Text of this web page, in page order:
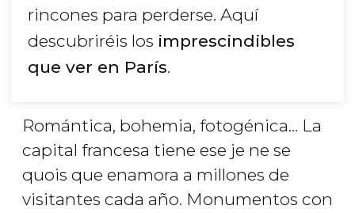
rincones para perderse. Aquí
descubriréis los imprescindibles
que ver en París.
Romántica, bohemia, fotogénica... La
capital francesa tiene ese je ne se
quois que enamora a millones de
visitantes cada año. Monumentos con